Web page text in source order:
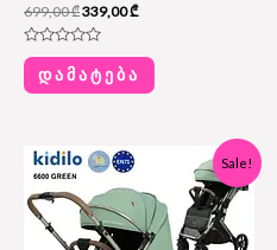
699,00₾339,00₾
Rated
out
of
ᲓᲐᲛᲐᲢᲔᲑᲐ
Sale!
Original
price
was:
658,00 ₾.
is:
329,00 ₾.